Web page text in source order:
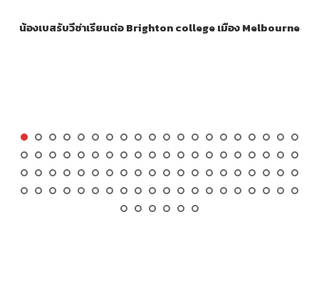
น้องเบสรับวีซ่าเรียนต่อ Brighton college เมือง Melbourne